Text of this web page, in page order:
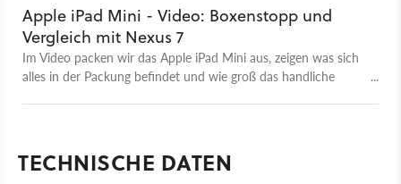
Apple iPad Mini - Video: Boxenstopp und
Vergleich mit Nexus 7
Im Video packen wir das Apple iPad Mini aus, zeigen was sich
alles in der Packung befindet und wie groß das handliche
TECHNISCHE DATEN